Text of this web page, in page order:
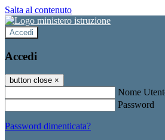
Salta al contenuto
Accedi
Accedi
button close ×
Nome
Password
Password dimenticata?